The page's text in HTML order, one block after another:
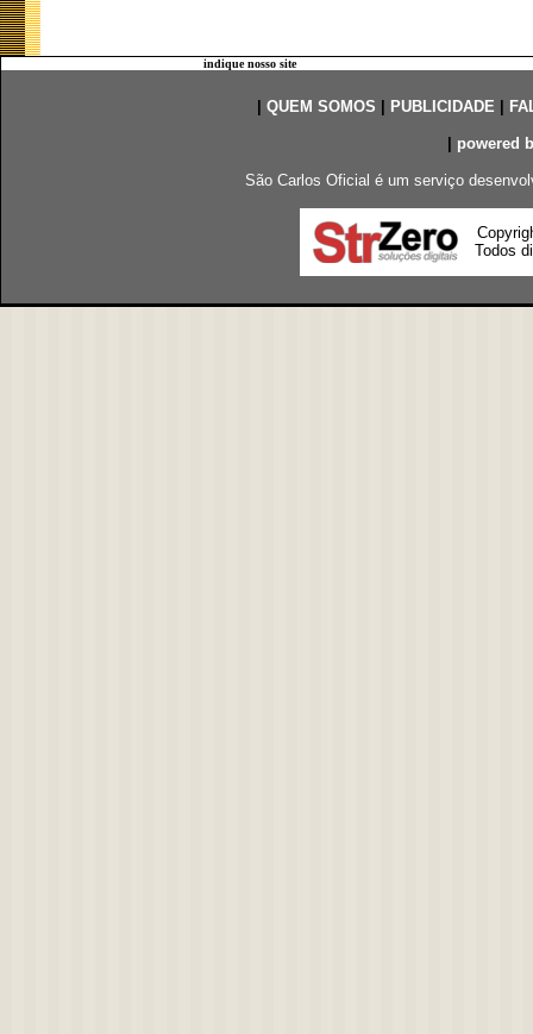
indique nosso site
QUEM SOMOS PUBLICIDADE|
powered
São Carlos Oficial é um serviço
Todos